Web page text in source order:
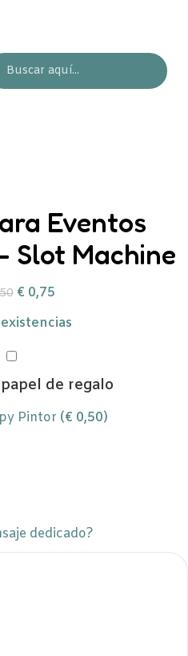
Eventos
Slot Machine
€ 0,75
de regalo
Pintor (€ 0,50)
dedicado?